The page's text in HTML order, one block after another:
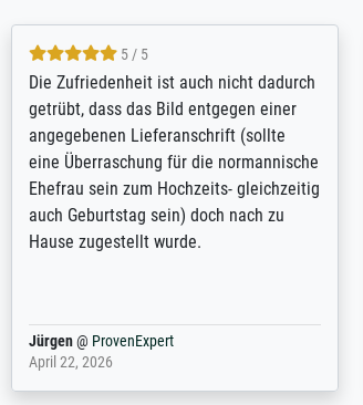
4.8 / 5
Hervorragende Qualität. Man kann sich
vieles anpassen lassen, wie z.B.:
Randentfernung, Farbe, Helligkeit,
Kontrast und Weiteres. Sehr freundliche
Kontaktperson per Mail. Das Bild (ein
Kunstdruck) wurde sehr gut verpackt -
sehr starke Papprolle mit Plastikdeckeln
Anonym@ProvenExpert
August 12, 2025